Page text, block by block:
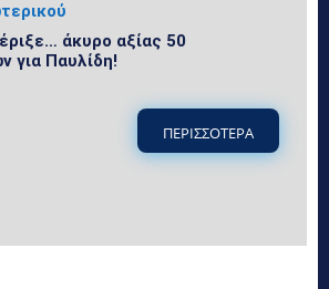
άκυρο αξίας 50
για Παυλίδη!
ΠΕΡΙΣΣΟΤΕΡΑ